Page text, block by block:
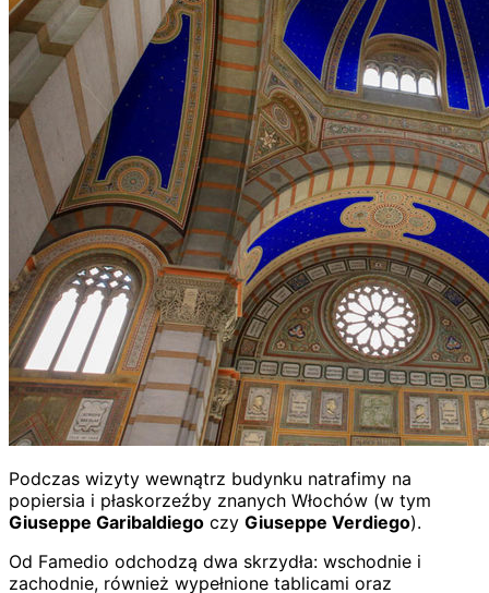
Podczas wizyty wewnątrz budynku natrafimy na
popiersia i płaskorzeźby znanych Włochów (w tym
Giuseppe Garibaldiego czy Giuseppe Verdiego).
Od Famedio odchodzą dwa skrzydła: wschodnie i
zachodnie, również wypełnione tablicami oraz